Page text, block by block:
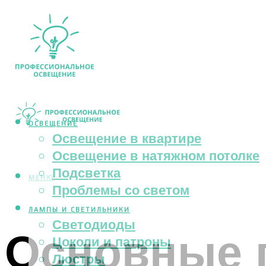
ОСВЕЩЕНИЕ
Освещение в квартире
Освещение в натяжном потолке
Подсветка
Проблемы со светом
ЛАМПЫ И СВЕТИЛЬНИКИ
Светодиоды
Цоколи и патроны
Люстры
МЕНЮ
Основные